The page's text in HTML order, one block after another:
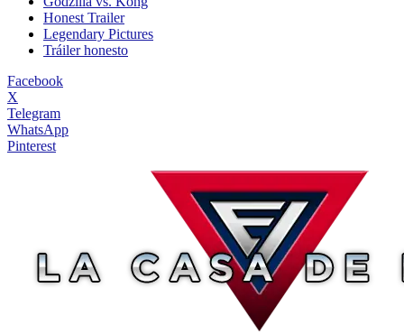
Honest Trailer
Legendary Pictures
Tráiler honesto
Facebook
X
Telegram
WhatsApp
Pinterest